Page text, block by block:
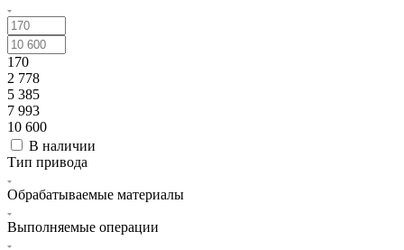
170
2 778
5 385
7 993
10 600
В наличии
Тип привода
Обрабатываемые материалы
Выполняемые операции